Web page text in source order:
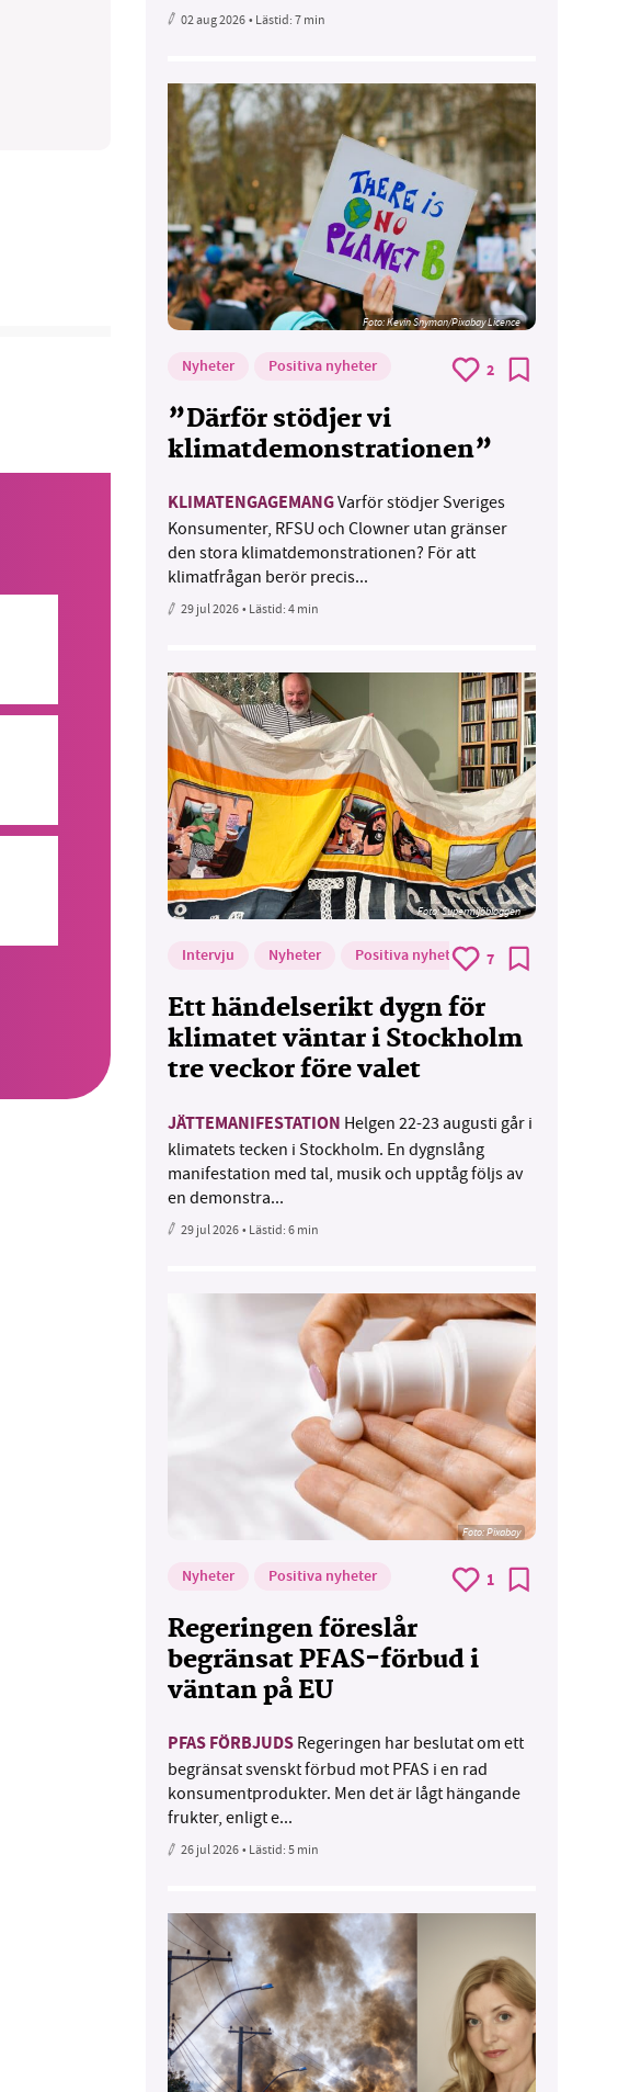
02 aug 2026• Lästid:7 min
Foto:Kevin Snyman/Pixabay Licence
Nyheter Positiva nyheter 2
”Därför stödjer vi
klimatdemonstrationen”
KLIMATENGAGEMANGVarför stödjer Sveriges
Konsumenter, RFSU och Clowner utan gränser
den stora klimatdemonstrationen? För att
klimatfrågan berör precis...
29 jul 2026• Lästid:4 min
Foto: Supermijöbloggen
Intervju Nyheter Positiva nyheter 7
Ett händelserikt dygn för
klimatet väntar i Stockholm
tre veckor före valet
JÄTTEMANIFESTATION Helgen 22-23 augusti går i
klimatets tecken i Stockholm. En dygnslång
manifestation med tal, musik och upptåg följs av
en demonstra...
29 jul 2026• Lästid:6 min
Foto:Pixabay
Nyheter Positiva nyheter 1
Regeringen föreslår
begränsat PFAS-förbud i
väntan på EU
PFAS FÖRBJUDS Regeringen har beslutat om ett
begränsat svenskt förbud mot PFAS i en rad
konsumentprodukter. Men det är lågt hängande
frukter, enligt e...
26 jul 2026• Lästid:5 min